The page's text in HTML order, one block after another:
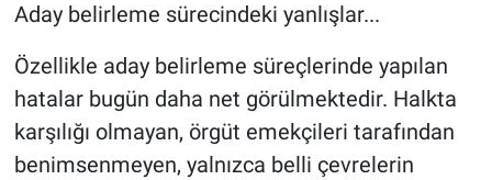
Aday belirleme sürecindeki yanlışlar...
Özellikle aday belirleme süreçlerinde yapılan
hatalar bugün daha net görülmektedir. Halkta
karşılığı olmayan, örgüt emekçileri tarafından
benimsenmeyen, yalnızca belli çevrelerin